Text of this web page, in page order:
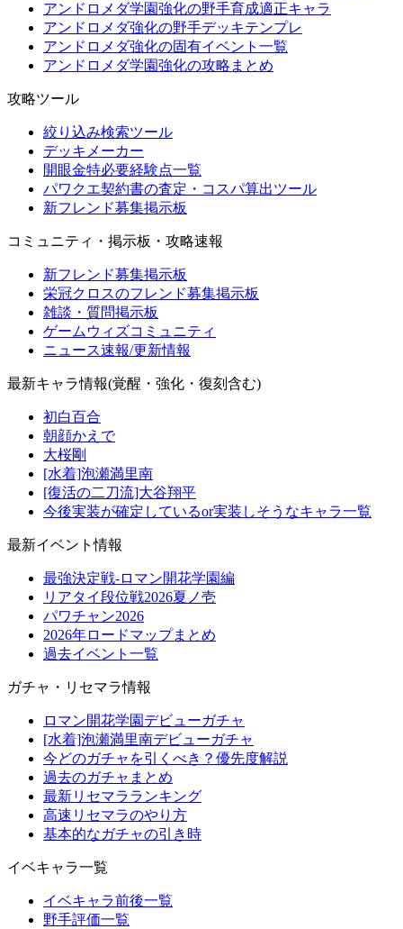
アンドロメダ学園強化の野手育成適正キャラ
アンドロメダ強化の野手デッキテンプレ
アンドロメダ強化の固有イベント一覧
アンドロメダ学園強化の攻略まとめ
攻略ツール
絞り込み検索ツール
デッキメーカー
開眼金特必要経験点一覧
パワクエ契約書の査定・コスパ算出ツール
新フレンド募集掲示板
コミュニティ・掲示板・攻略速報
新フレンド募集掲示板
栄冠クロスのフレンド募集掲示板
雑談・質問掲示板
ゲームウィズコミュニティ
ニュース速報/更新情報
最新キャラ情報(覚醒・強化・復刻含む)
初白百合
朝顔かえで
大桜剛
[水着]泡瀬満里南
[復活の二刀流]大谷翔平
今後実装が確定しているor実装しそうなキャラ一覧
最新イベント情報
最強決定戦-ロマン開花学園編
リアタイ段位戦2026夏ノ壱
パワチャン2026
2026年ロードマップまとめ
過去イベント一覧
ガチャ・リセマラ情報
ロマン開花学園デビューガチャ
[水着]泡瀬満里南デビューガチャ
今どのガチャを引くべき？優先度解説
過去のガチャまとめ
最新リセマラランキング
高速リセマラのやり方
基本的なガチャの引き時
イベキャラ一覧
イベキャラ前後一覧
野手評価一覧